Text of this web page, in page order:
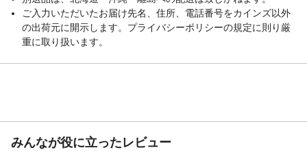
ご入力いただいたお届け先名、住所、電話番号をカインズ以外
の出荷元に開示します。プライバシーポリシーの規定に則り厳
重に取り扱います。
みんなが役に立ったレビュー